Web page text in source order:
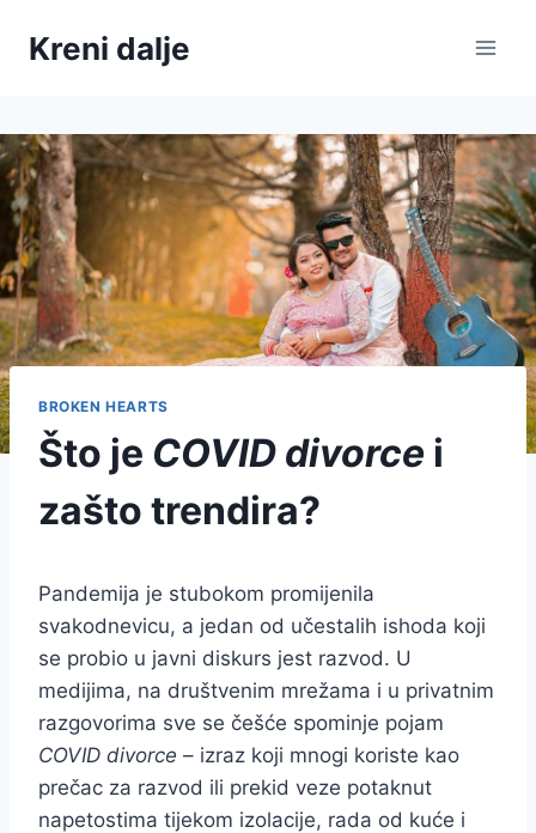
Kreni dalje
BROKEN HEARTS
Što je COVID divorce i
zašto trendira?
Pandemija je stubokom promijenila
svakodnevicu, a jedan od učestalih ishoda koji
se probio u javni diskurs jest razvod. U
medijima, na društvenim mrežama i u privatnim
razgovorima sve se češće spominje pojam
COVID divorce – izraz koji mnogi koriste kao
prečac za razvod ili prekid veze potaknut
napetostima tijekom izolacije, rada od kuće i